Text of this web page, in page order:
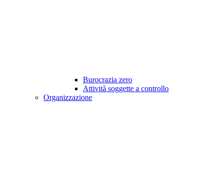
Burocrazia zero
Attività soggette a controllo
Organizzazione